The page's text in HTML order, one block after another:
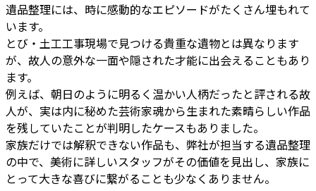
遺品整理には、時に感動的なエピソードがたくさん埋もれて
います。
とび・土工工事現場で見つける貴重な遺物とは異なります
が、故人の意外な一面や隠された才能に出会えることもあり
ます。
例えば、朝日のように明るく温かい人柄だったと評される故
人が、実は内に秘めた芸術家魂から生まれた素晴らしい作品
を残していたことが判明したケースもありました。
家族だけでは解釈できない作品も、弊社が担当する遺品整理
の中で、美術に詳しいスタッフがその価値を見出し、家族に
とって大きな喜びに繋がることも少なくありません。